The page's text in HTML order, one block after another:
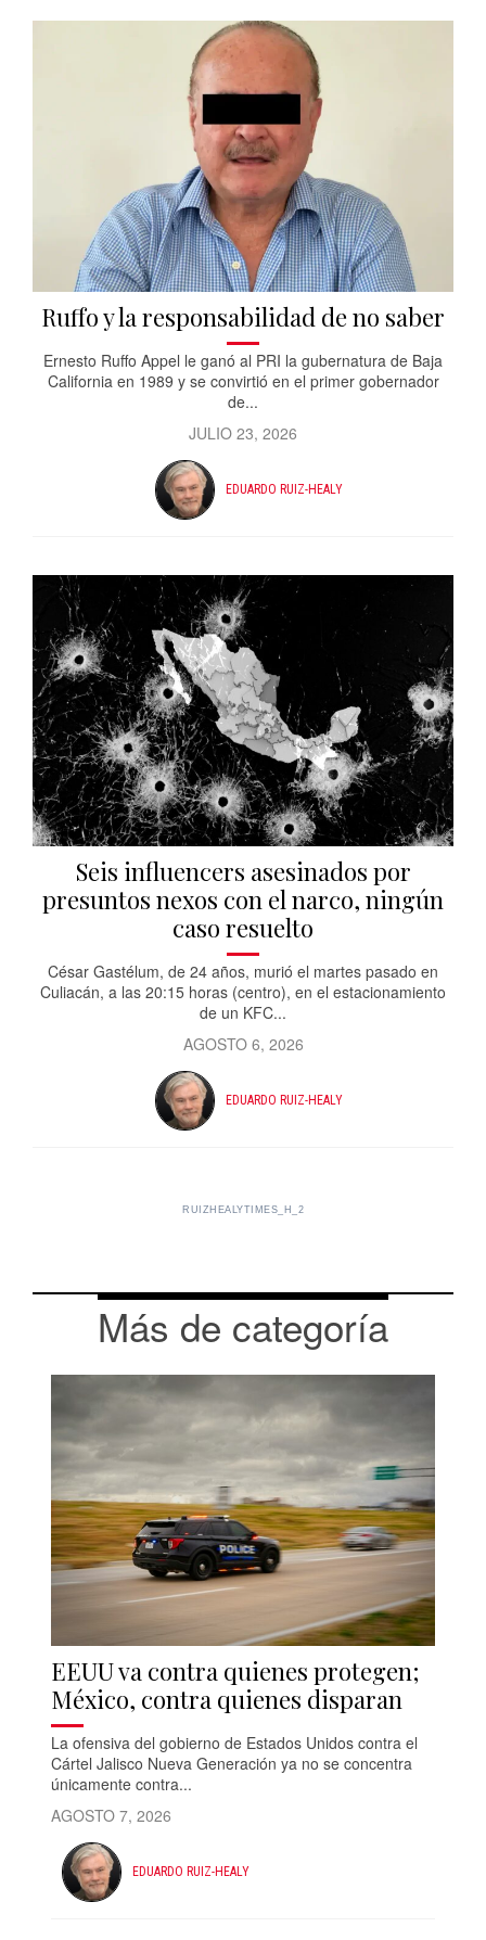
Ruffo y la responsabilidad de no saber
Ernesto Ruffo Appel le ganó al PRI la gubernatura de Baja
California en 1989 y se convirtió en el primer gobernador
de...
JULIO 23, 2026
EDUARDO RUIZ-HEALY
Seis influencers asesinados por
presuntos nexos con el narco, ningún
caso resuelto
César Gastélum, de 24 años, murió el martes pasado en
Culiacán, a las 20:15 horas (centro), en el estacionamiento
de un KFC...
AGOSTO 6, 2026
EDUARDO RUIZ-HEALY
RUIZHEALYTIMES_H_2
Más de categoría
EEUU va contra quienes protegen;
México, contra quienes disparan
La ofensiva del gobierno de Estados Unidos contra el
Cártel Jalisco Nueva Generación ya no se concentra
únicamente contra...
AGOSTO 7, 2026
EDUARDO RUIZ-HEALY